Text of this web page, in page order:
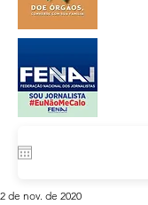
2 de nov. de 2020